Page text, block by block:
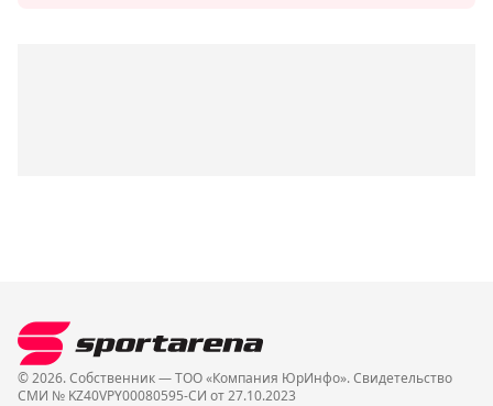
© 2026. Собственник — ТОО «Компания ЮрИнфо». Cвидетельство
СМИ № KZ40VPY00080595-СИ от 27.10.2023